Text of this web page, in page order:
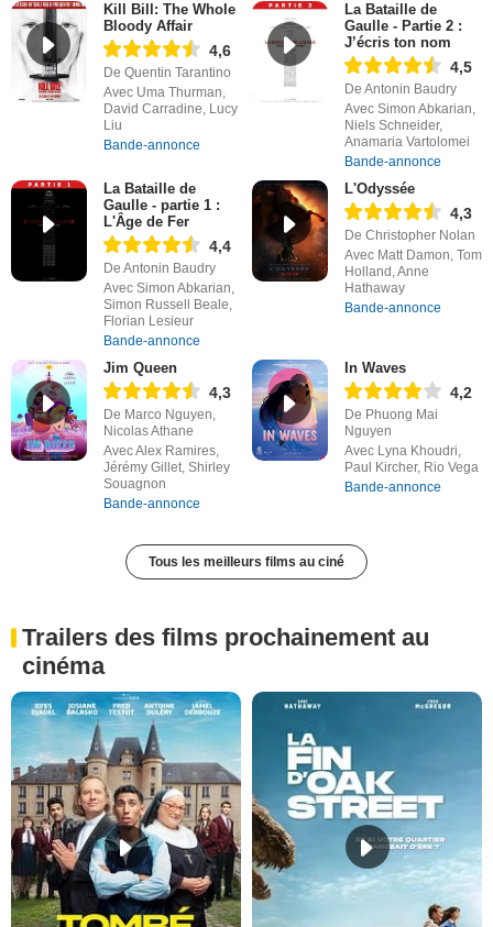
Kill Bill: The Whole
Bloody Affair
4,6
De Quentin Tarantino
Avec Uma Thurman,
David Carradine, Lucy
Liu
Bande-annonce
La Bataille de
Gaulle - Partie 2 :
J’écris ton nom
4,5
De Antonin Baudry
Avec Simon Abkarian,
Niels Schneider,
Anamaria Vartolomei
Bande-annonce
La Bataille de
Gaulle - partie 1 :
L'Âge de Fer
4,4
De Antonin Baudry
Avec Simon Abkarian,
Simon Russell Beale,
Florian Lesieur
Bande-annonce
L'Odyssée
4,3
De Christopher Nolan
Avec Matt Damon, Tom
Holland, Anne
Hathaway
Bande-annonce
Jim Queen
4,3
De Marco Nguyen,
Nicolas Athane
Avec Alex Ramires,
Jérémy Gillet, Shirley
Souagnon
Bande-annonce
In Waves
4,2
De Phuong Mai
Nguyen
Avec Lyna Khoudri,
Paul Kircher, Rio Vega
Bande-annonce
Tous les meilleurs films au ciné
Trailers des films prochainement au
cinéma